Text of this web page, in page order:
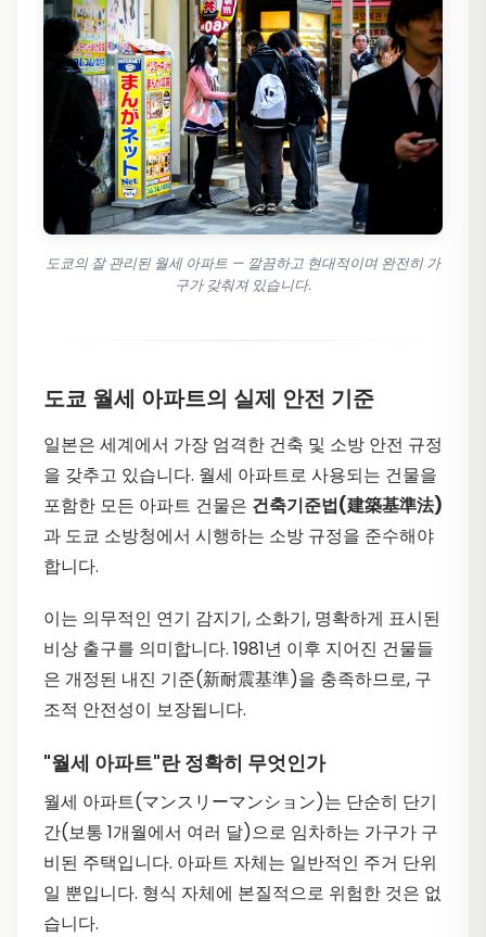
도쿄의 잘 관리된 월세 아파트 — 깔끔하고 현대적이며 완전히 가
구가 갖춰져 있습니다.
도쿄 월세 아파트의 실제 안전 기준
일본은 세계에서 가장 엄격한 건축 및 소방 안전 규정
을 갖추고 있습니다. 월세 아파트로 사용되는 건물을
포함한 모든 아파트 건물은 건축기준법(建築基準法)
과 도쿄 소방청에서 시행하는 소방 규정을 준수해야
합니다.
이는 의무적인 연기 감지기, 소화기, 명확하게 표시된
비상 출구를 의미합니다. 1981년 이후 지어진 건물들
은 개정된 내진 기준(新耐震基準)을 충족하므로, 구
조적 안전성이 보장됩니다.
"월세 아파트"란 정확히 무엇인가
월세 아파트(マンスリーマンション)는 단순히 단기
간(보통 1개월에서 여러 달)으로 임차하는 가구가 구
비된 주택입니다. 아파트 자체는 일반적인 주거 단위
일 뿐입니다. 형식 자체에 본질적으로 위험한 것은 없
습니다.